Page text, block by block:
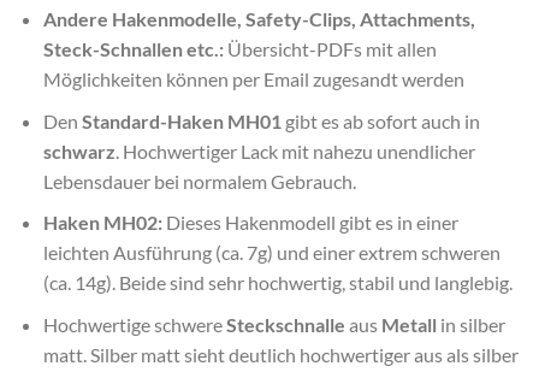
Andere Hakenmodelle, Safety-Clips, Attachments,
Steck-Schnallen etc.:Übersicht-PDFs mit allen
Möglichkeiten können per Email zugesandt werden
Den Standard-Haken MH01gibt es ab sofort auch in
schwarz. Hochwertiger Lack mit nahezu unendlicher
Lebensdauer bei normalem Gebrauch.
Haken MH02:Dieses Hakenmodell gibt es in einer
leichten Ausführung (ca. 7g) und einer extrem schweren
(ca. 14g). Beide sind sehr hochwertig, stabil und langlebig.
Hochwertige schwereSteckschnalle aus Metall in silber
matt. Silber matt sieht deutlich hochwertiger aus als silber